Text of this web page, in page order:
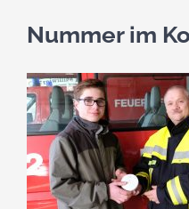
Nummer im